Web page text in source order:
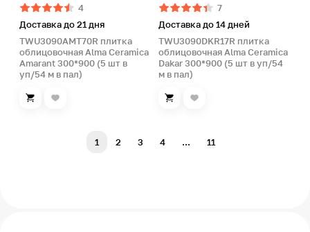
4
Доставка до 21 дня
TWU3090AMT70R плитка
облицовочная Alma Ceramica
Amarant 300*900 (5 шт в
уп/54 м в пал)
7
Доставка до 14 дней
TWU3090DKR17R плитка
облицовочная Alma Ceramica
Dakar 300*900 (5 шт в уп/54
м в пал)
1 2 3 4 ... 11